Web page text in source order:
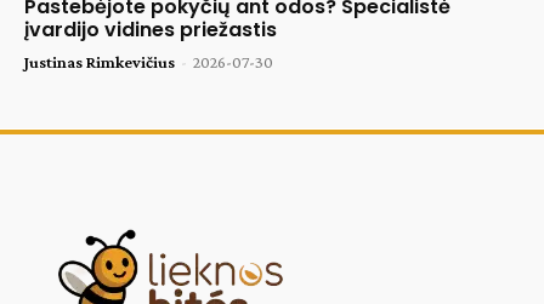
Pastebėjote pokyčių ant odos? Specialistė
įvardijo vidines priežastis
Justinas Rimkevičius - 2026-07-30